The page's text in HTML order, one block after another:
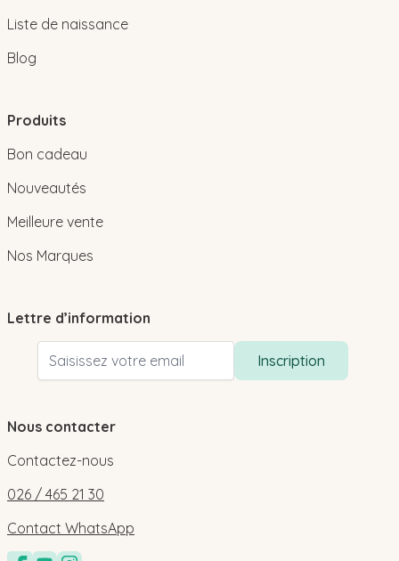
Liste de naissance
Blog
Produits
Bon cadeau
Nouveautés
Meilleure vente
Nos Marques
Lettre d’information
Adresse email
Inscription
Nous contacter
Contactez-nous
026 / 465 21 30
Contact WhatsApp